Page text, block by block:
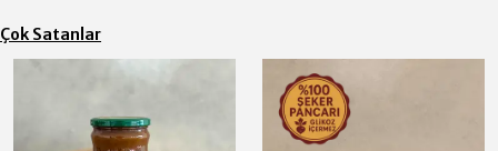
Çok Satanlar